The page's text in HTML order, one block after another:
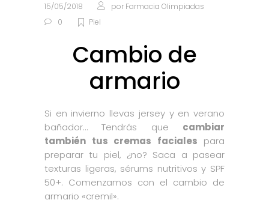
15/05/2018 por Farmacia Olimpiadas
0
Piel
Cambio de
armario
Si en invierno llevas jersey y en verano
bañador… Tendrás que cambiar
también tus cremas faciales para
preparar tu piel, ¿no? Saca a pasear
texturas ligeras, sérums nutritivos y SPF
50+. Comenzamos con el cambio de
armario «cremil».